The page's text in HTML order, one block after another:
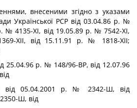
внесеними згідно з указами
Української PCP від 03.04.86 р. №
№ 4135-ХІ, від 19.05.89 p. № 7542-ХІ,
ХІІ, від 15.11.91 р. № 1818-ХІІ;
25.04.96 р. № 148/96-ВР, від 12.07.96
05.04.2001 р. № 2342-Ш, від
Ш, від